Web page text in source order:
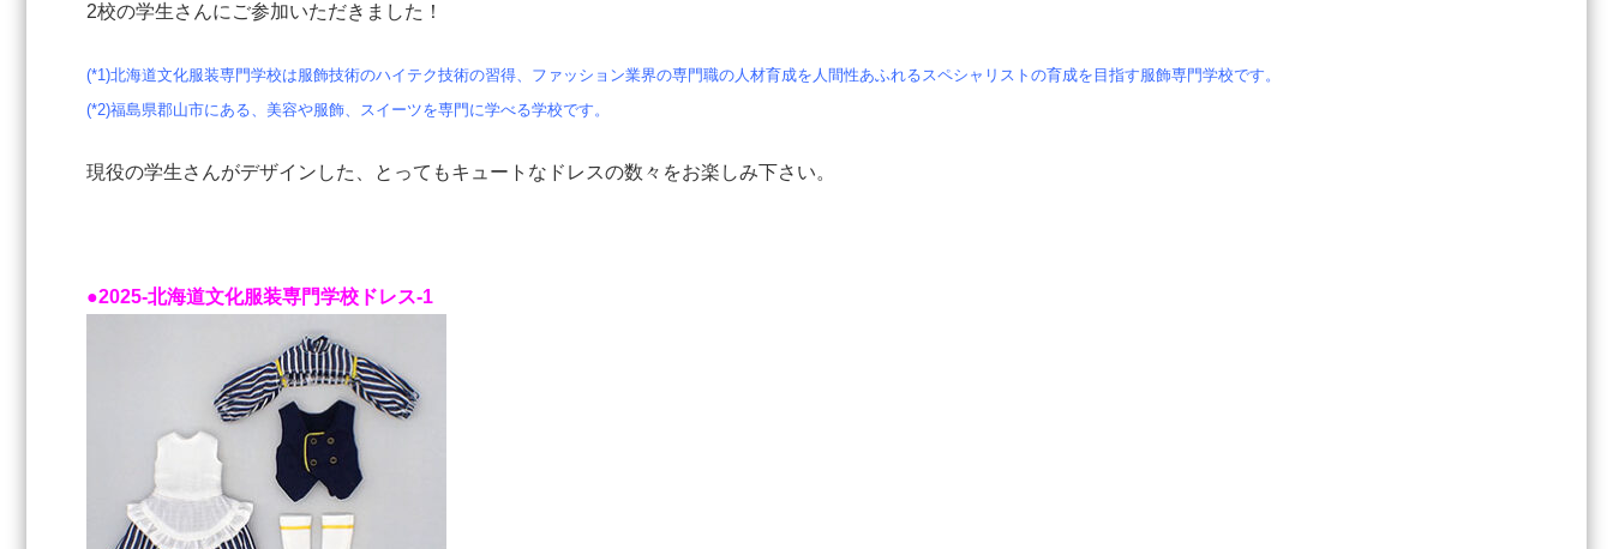
2校の学生さんにご参加いただきました！
(*1)北海道文化服装専門学校は服飾技術のハイテク技術の習得、ファッション業界の専門職の人材育成を人間性あふれるスペシャリストの育成を目指す服飾専門学校です。
(*2)福島県郡山市にある、美容や服飾、スイーツを専門に学べる学校です。
現役の学生さんがデザインした、とってもキュートなドレスの数々をお楽しみ下さい。
●2025-北海道⽂化服装専⾨学校ドレス-1